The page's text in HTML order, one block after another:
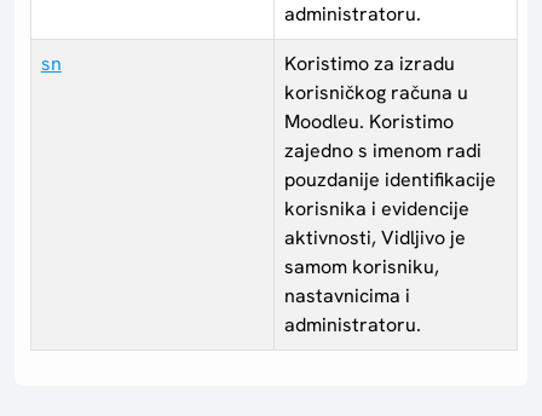
administratoru.
sn
Koristimo za izradu
korisničkog računa u
Moodleu. Koristimo
zajedno s imenom radi
pouzdanije identifikacije
korisnika i evidencije
aktivnosti, Vidljivo je
samom korisniku,
nastavnicima i
administratoru.